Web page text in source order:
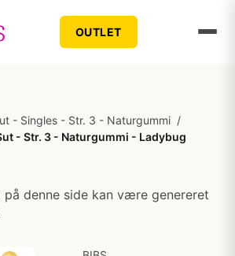
OUTLET
- Singles - Str. 3 - Naturgummi /
- Str. 3 - Naturgummi - Ladybug
på denne side kan være genereret